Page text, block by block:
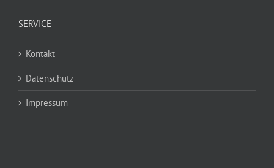
SERVICE
Kontakt
Datenschutz
Impressum